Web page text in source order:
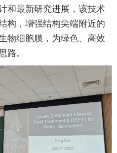
和最新研究进展，该技术
构，增强结构尖端附近的
物细胞膜，为绿色、高效
路。